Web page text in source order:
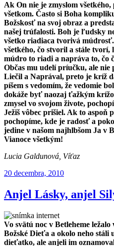
Ak On nie je zmyslom
všetkom. Často si Boha
Božskosť na svoj obraz a
našej trúfalosti. Boh je ľudsky
všetko riadiaca tvorivá
všetkého, čo stvoril a stále tvorí,
múdro to riadi a napráva to, čo
Občas mu udelí príučku, ale nie
Liečil a Naprával, preto je kríž
píšem s vedomím, že vedomie
dokáže byť naozaj ťažkým
zmysel vo svojom živote,
Ježiš vôbec prišiel. Ak to aspoň
pochopíme, kde je radosť a
jedine v našom najhlbšom Ja v
Vianoce všetkým!
Lucia Galdunová, Víťaz
Publikované
20 decembra, 2010
Anjel Lásky, anjel
Vo svätú noc v Betleheme
Božské Dieťa a okolo neho stáli
dieťatko, ale anjeli im